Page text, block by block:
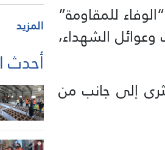
للمقاومة”
الشهداء،
إلى جانب من
المزيد
أحدث